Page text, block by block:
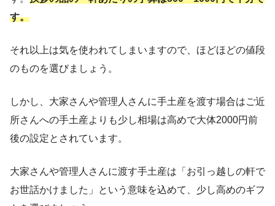
す。
それ以上は気を使われてしまいますので、ほどほどの値段
のものを選びましょう。
しかし、大家さんや管理人さんに手土産を渡す場合はご近
所さんへの手土産よりも少し相場は高めで大体2000円前
後の設定とされています。
大家さんや管理人さんに渡す手土産は「お引っ越しの軒で
お世話かけました」という意味を込めて、少し高めのギフ